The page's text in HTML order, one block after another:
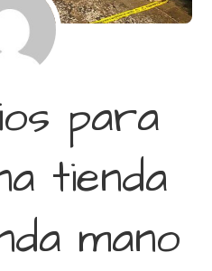
para
tienda
mano